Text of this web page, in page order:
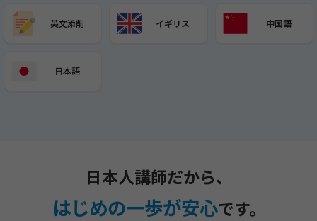
英文添削 イギリス 中国語
日本語
日本人講師だから、
はじめの一歩が安心です。